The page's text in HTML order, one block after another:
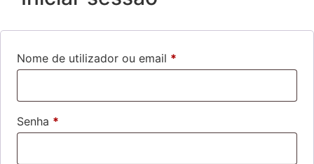
Nome de utilizador ou email *
Senha *